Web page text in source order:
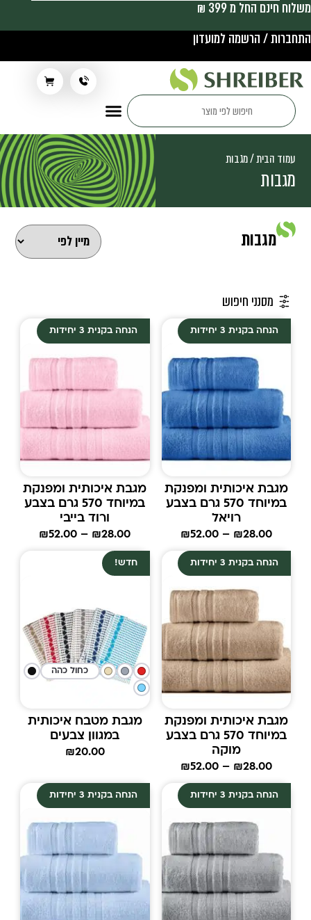
משלוח חינם החל מ 399 ₪
התחברות / הרשמה למועדון
עמוד הבית/ מגבות
מגבות
מגבות
מסנני חיפוש
הנחה בקנית 3 יחידות
מגבת איכותית ומפנקת
במיוחד 570 גרם בצבע
רויאל
₪28.00
–
₪52.00
הנחה בקנית 3 יחידות
מגבת איכותית ומפנקת
במיוחד 570 גרם בצבע
ורוד בייבי
₪28.00
–
₪52.00
הנחה בקנית 3 יחידות
מגבת איכותית ומפנקת
במיוחד 570 גרם בצבע
מוקה
₪28.00
–
₪52.00
חדש!
כחול כהה
מגבת מטבח איכותית
במגוון צבעים
₪20.00
הנחה בקנית 3 יחידות הנחה בקנית 3 יחידות